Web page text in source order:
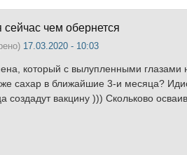
сейчас чем обернется
17.03.2020 - 10:03
который с вылупленными глазами
сахар в ближайшие 3-и месяца?
вакцину ))) Скольково